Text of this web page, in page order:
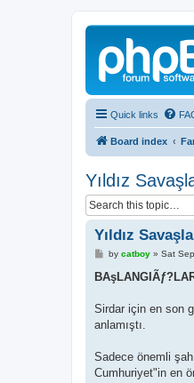
Quick links
Board index
Yıldız
Yıldız
P
s
by catboy» Sat
Sirdar için en son
anlamıştı.
Sadece önemli
Cumhuriyet"in en